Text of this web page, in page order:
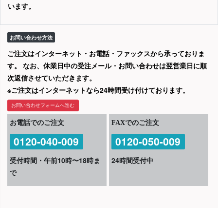
います。
お問い合わせ方法
ご注文はインターネット・お電話・ファックスから承っておりま
す。 なお、休業日中の受注メール・お問い合わせは翌営業日に順
次返信させていただきます。
※ご注文はインターネットなら24時間受け付けております。
お問い合わせフォームへ進む
お電話でのご注文
0120-040-009
受付時間・午前10時〜18時ま
で
FAXでのご注文
0120-050-009
24時間受付中